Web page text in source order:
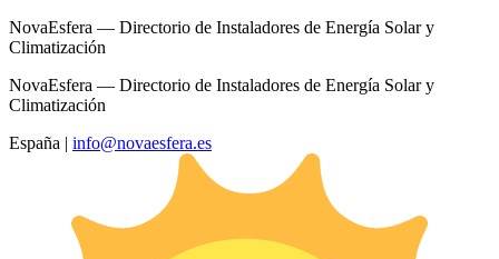
NovaEsfera — Directorio de Instaladores de Energía Solar y
Climatización
NovaEsfera — Directorio de Instaladores de Energía Solar y
Climatización
España | info@novaesfera.es